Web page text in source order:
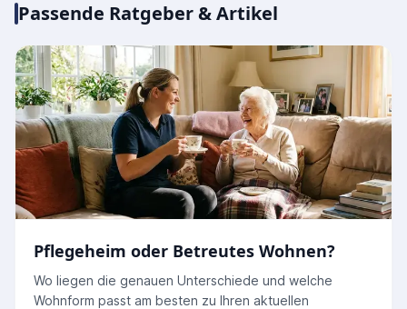
Passende Ratgeber & Artikel
Pflegeheim oder Betreutes Wohnen?
Wo liegen die genauen Unterschiede und welche
Wohnform passt am besten zu Ihren aktuellen